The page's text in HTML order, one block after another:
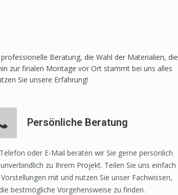
Beratung, die Wahl der Materialien, die
zur finalen Montage vor Ort stammt bei uns alles
Sie unsere Erfahrung!
Persönliche Beratung
oder E-Mail beraten wir Sie gerne persönlich
zu Ihrem Projekt. Teilen Sie uns einfach
mit und nutzen Sie unser Fachwissen,
bestmögliche Vorgehensweise zu finden.